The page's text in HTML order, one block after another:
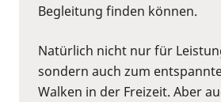
Begleitung finden können.
Natürlich nicht nur für
sondern auch zum
Walken in der Freizeit. Aber